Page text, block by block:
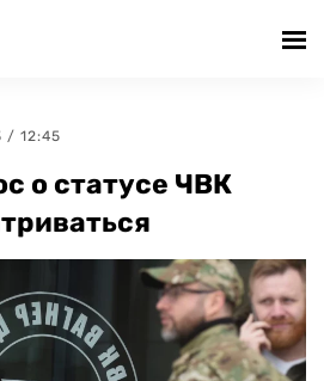
/ 12:45
о статусе ЧВК